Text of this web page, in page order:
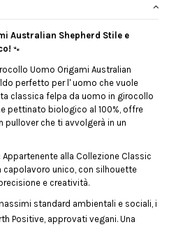
Australian Shepherd Stile e
🐾
Uomo Origami Australian
perfetto per l' uomo che vuole
classica felpa da uomo in girocollo
pettinato biologico al 100%, offre
che ti avvolgerà in un
: Appartenente alla Collezione Classic
capolavoro unico, con silhouette
e creatività.
standard ambientali e sociali, i
Positive, approvati vegani. Una